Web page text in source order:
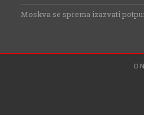
Moskva se sprema izazvati
O